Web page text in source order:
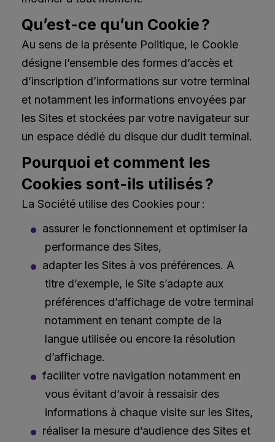
Qu’est-ce qu’un Cookie ?
Au sens de la présente Politique, le Cookie
désigne l’ensemble des formes d’accès et
d’inscription d’informations sur votre terminal
et notamment les informations envoyées par
les Sites et stockées par votre navigateur sur
un espace dédié du disque dur dudit terminal.
Pourquoi et comment les
Cookies sont-ils utilisés ?
La Société utilise des Cookies pour :
assurer le fonctionnement et optimiser la
performance des Sites,
adapter les Sites à vos préférences. A
titre d’exemple, le Site s’adapte aux
préférences d’affichage de votre terminal
notamment en tenant compte de la
langue utilisée ou encore la résolution
d’affichage.
faciliter votre navigation notamment en
vous évitant d’avoir à ressaisir des
informations à chaque visite sur les Sites,
réaliser la mesure d’audience des Sites et